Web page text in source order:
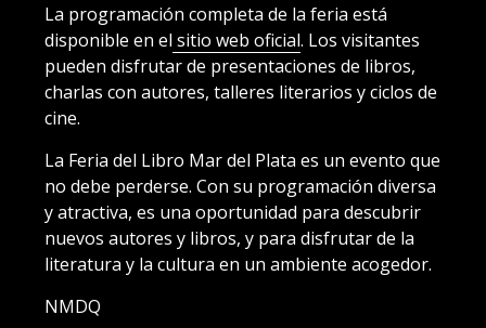
La programación completa de la feria está
disponible en el sitio web oficial. Los visitantes
pueden disfrutar de presentaciones de libros,
charlas con autores, talleres literarios y ciclos de
cine.
La Feria del Libro Mar del Plata es un evento que
no debe perderse. Con su programación diversa
y atractiva, es una oportunidad para descubrir
nuevos autores y libros, y para disfrutar de la
literatura y la cultura en un ambiente acogedor.
NMDQ